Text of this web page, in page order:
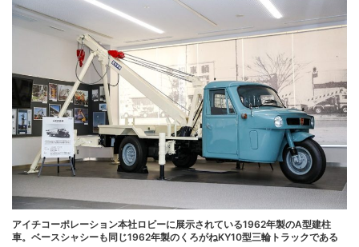
アイチコーポレーション本社ロビーに展示されている1962年製のA型建柱
車。ベースシャシーも同じ1962年製のくろがねKY10型三輪トラックである